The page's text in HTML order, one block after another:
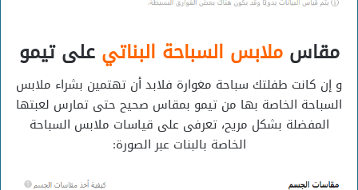
مقاسملابس السباحة البناتي على تيمو
و إن كانت طفلتك سباحة مغوارة فلابد أن تهتمين بشراء ملابس
السباحة الخاصة بها من تيمو بمقاس صحيح حتى تمارس لعبتها
المفضلة بشكل مريح، تعرفى على قياسات ملابس السباحة
الخاصة بالبنات عبر الصورة: